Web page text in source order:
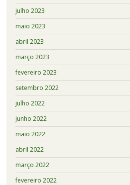
julho 2023
maio 2023
abril 2023
março 2023
fevereiro 2023
setembro 2022
julho 2022
junho 2022
maio 2022
abril 2022
março 2022
fevereiro 2022